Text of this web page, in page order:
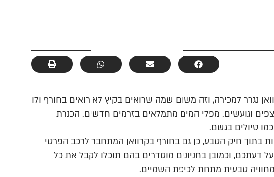
נגרר למכירה, וזה משום שמה שרואים בקיץ לא רואים בחורף ולו
וגועשים. מפלי המים מתמלאים בזרמים חדשים. הכנרת
טיולים בגשם.
בתוך חיק הטבע, כן גם בחורף בקרוואן המתחבר לרכב הפרטי
וכמובן בחניונים מוסדרים בהם תוכלו לקבל את כל
טבעית מתחת לכיפת השמיים.